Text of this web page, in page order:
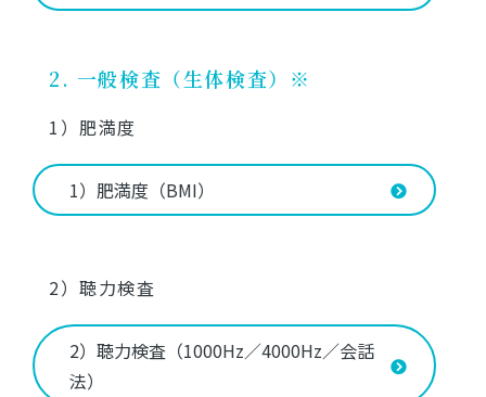
2. 一般検査（生体検査）※
1）肥満度
1）肥満度（BMI）
2）聴力検査
2）聴力検査（1000Hz／4000Hz／会話
法）